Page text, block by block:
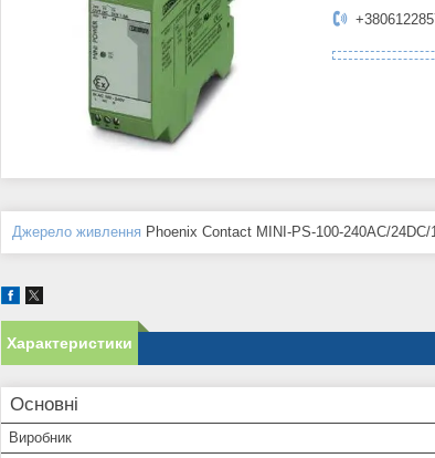
Джерело живлення Phoenix Contact MINI-PS-100-240AC/
Характеристики
Основні
Виробник